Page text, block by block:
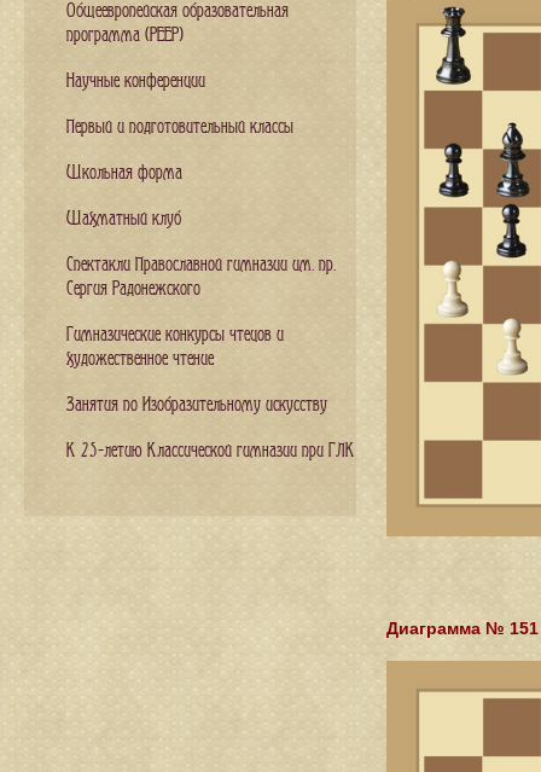
Диаграмма № 151
Общеевропейская образовательная
программа (PEEP)
Научные конференции
Первый и подготовительный классы
Школьная форма
Шахматный клуб
Спектакли Православной гимназии им. пр.
Сергия Радонежского
Гимназические конкурсы чтецов и
художественное чтение
Занятия по Изобразительному искусству
К 25-летию Классической гимназии при ГЛК